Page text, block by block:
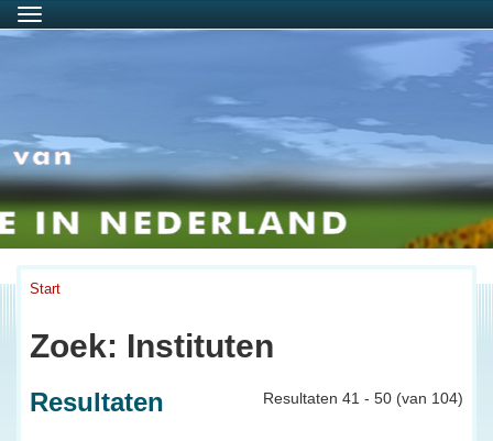
Menu
Start
Zoek: Instituten
Resultaten 41 - 50 (van 104)
Resultaten